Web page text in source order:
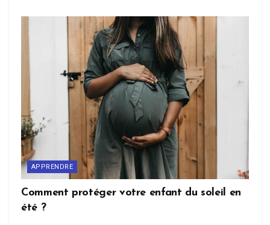
APPRENDRE
Comment protéger votre enfant du soleil en
été ?